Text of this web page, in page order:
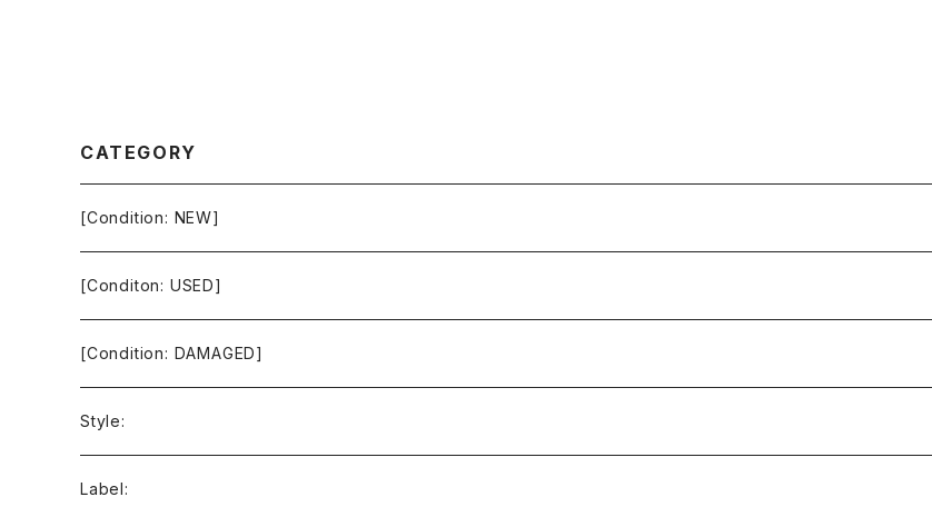
CATEGORY
[Condition: NEW]
[Conditon: USED]
[Condition: DAMAGED]
Style:
Ambient / Drone / Ritual
Label: